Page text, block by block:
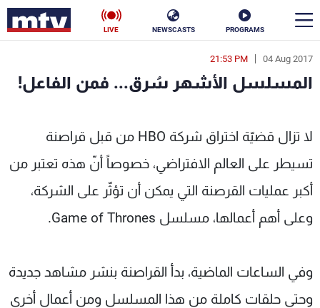
PROGRAMS
NEWSCASTS
LIVE
04 Aug 2017
21:53 PM
المسلسل الأشهر سُرق... فمن الفاعل!
لا تزال قضيّة اختراق شركة HBO من قبل قراصنة
تسيطر على العالم الافتراضي، خصوصاً أنّ هذه تعتبر من
أكبر عمليات القرصنة التي يمكن أن تؤثّر على الشركة،
وعلى أهم أعمالها، مسلسل Game of Thrones.
وفي الساعات الماضية، بدأ القراصنة بنشر مشاهد جديدة
وحتى حلقات كاملة من هذا المسلسل ومن أعمال أخرى
en
الأخبار
سياسة ناس
إقتصاد فن
منوعات رياضة
كأس العالم
البرامج